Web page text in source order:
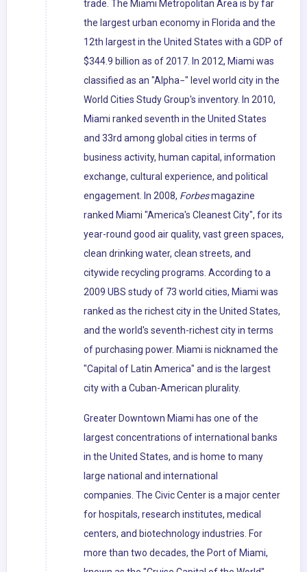
trade. The Miami Metropolitan Area is by far
the largest urban economy in Florida and the
12th largest in the United States with a GDP of
$344.9 billion as of 2017. In 2012, Miami was
classified as an "Alpha−" level world city in the
World Cities Study Group's inventory. In 2010,
Miami ranked seventh in the United States
and 33rd among global cities in terms of
business activity, human capital, information
exchange, cultural experience, and political
engagement. In 2008, Forbesmagazine
ranked Miami "America's Cleanest City", for its
year-round good air quality, vast green spaces,
clean drinking water, clean streets, and
citywide recycling programs. According to a
2009 UBS study of 73 world cities, Miami was
ranked as the richest city in the United States,
and the world's seventh-richest city in terms
of purchasing power. Miami is nicknamed the
"Capital of Latin America" and is the largest
city with a Cuban-American plurality.
Greater Downtown Miami has one of the
largest concentrations of international banks
in the United States, and is home to many
large national and international
companies. The Civic Center is a major center
for hospitals, research institutes, medical
centers, and biotechnology industries. For
more than two decades, the Port of Miami,